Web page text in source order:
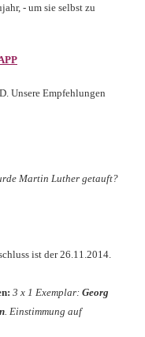
- um sie selbst zu
Unsere Empfehlungen
Martin Luther getauft?
ist der 26.11.2014.
3 x 1 Exemplar: Georg
. Einstimmung auf